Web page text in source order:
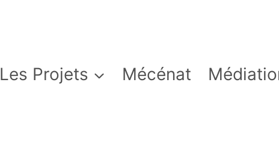
Les Projets Mécénat